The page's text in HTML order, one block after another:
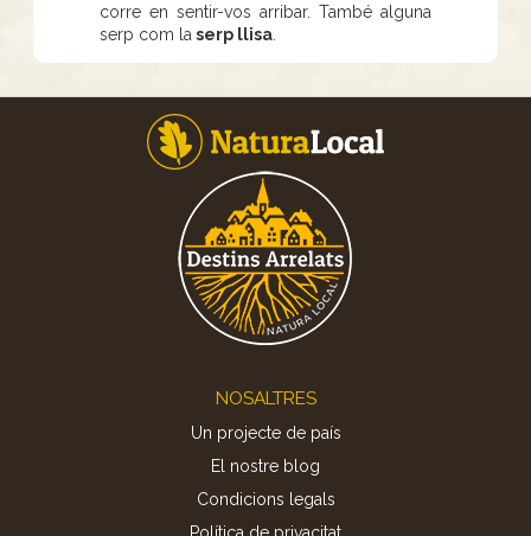
corre en sentir-vos arribar. També alguna
serp com la serp llisa
NOSALTRES
Un projecte de país
El nostre blog
Condicions legals
Política de privacitat